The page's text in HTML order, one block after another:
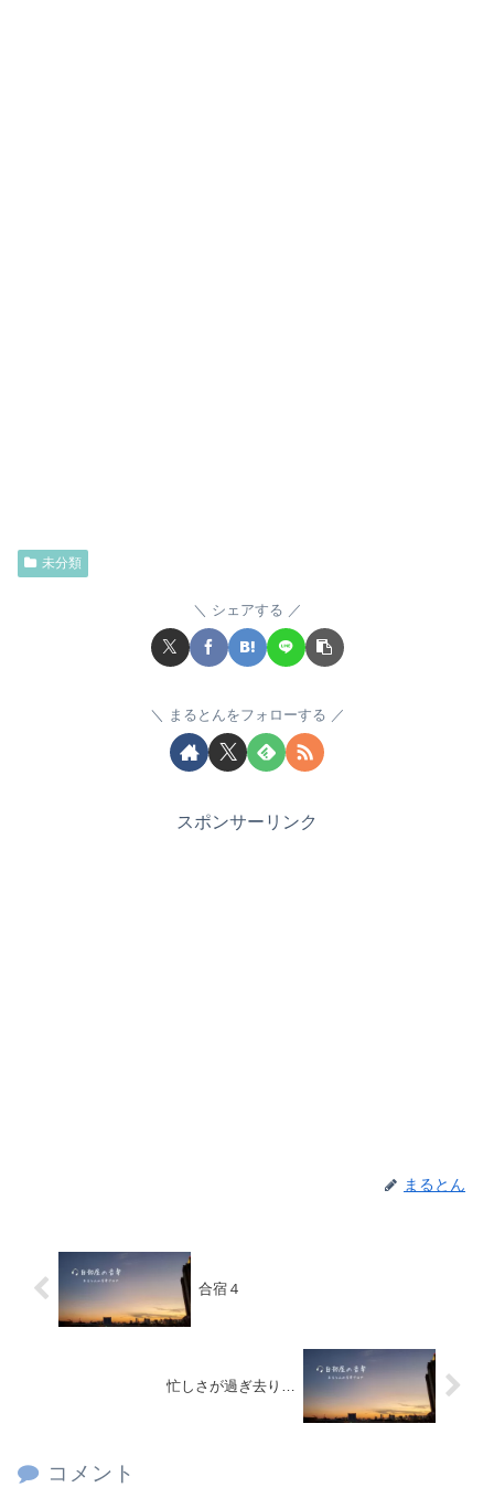
未分類
シェアする
まるとんをフォローする
スポンサーリンク
まるとん
合宿４
忙しさが過ぎ去り…
コメント